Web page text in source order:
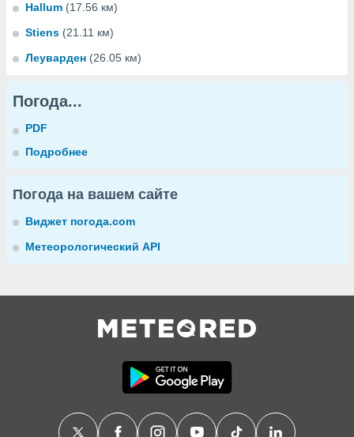
Hallum (17.56 км)
Stiens (21.11 км)
Леуварден (26.05 км)
Погода...
PDF
Подробнее
Погода на вашем сайте
Виджет погода.com
Метеорологический API